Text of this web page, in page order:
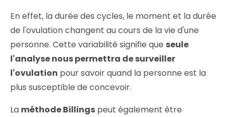
En effet, la durée des cycles, le moment et la durée
de l'ovulation changent au cours de la vie d'une
personne. Cette variabilité signifie que seule
l'analyse nous permettra de surveiller
l'ovulation pour savoir quand la personne est la
plus susceptible de concevoir.
La méthode Billings peut également être